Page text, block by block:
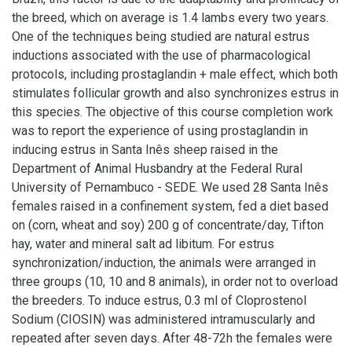
the breed, which on average is 1.4 lambs every two years.
One of the techniques being studied are natural estrus
inductions associated with the use of pharmacological
protocols, including prostaglandin + male effect, which both
stimulates follicular growth and also synchronizes estrus in
this species. The objective of this course completion work
was to report the experience of using prostaglandin in
inducing estrus in Santa Inês sheep raised in the
Department of Animal Husbandry at the Federal Rural
University of Pernambuco - SEDE. We used 28 Santa Inês
females raised in a confinement system, fed a diet based
on (corn, wheat and soy) 200 g of concentrate/day, Tifton
hay, water and mineral salt ad libitum. For estrus
synchronization/induction, the animals were arranged in
three groups (10, 10 and 8 animals), in order not to overload
the breeders. To induce estrus, 0.3 ml of Cloprostenol
Sodium (CIOSIN) was administered intramuscularly and
repeated after seven days. After 48-72h the females were